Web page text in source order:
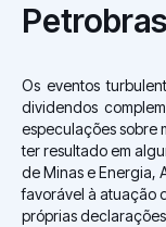
Petrobras
Os eventos
dividendos
especulações sobre
ter resultado em
de Minas e Energia,
favorável à atuação
próprias